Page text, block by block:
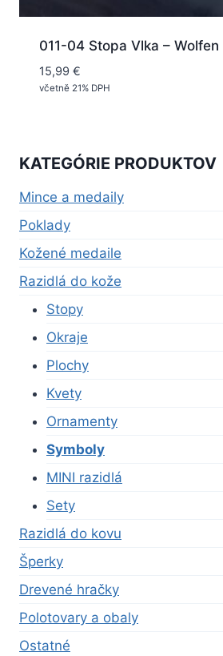
011-04 Stopa Vlka – Wolfen
15,99 €
včetně 21% DPH
KATEGÓRIE PRODUKTOV
Mince a medaily
Poklady
Kožené medaile
Razidlá do kože
Stopy
Okraje
Plochy
Kvety
Ornamenty
Symboly
MINI razidlá
Sety
Razidlá do kovu
Šperky
Drevené hračky
Polotovary a obaly
Ostatné